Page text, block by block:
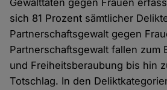
Gewalttaten gegen Frauen
sich 81 Prozent sämtlicher
Partnerschaftsgewalt gegen
Partnerschaftsgewalt fallen zum
und Freiheitsberaubung bis hin
Totschlag. In den